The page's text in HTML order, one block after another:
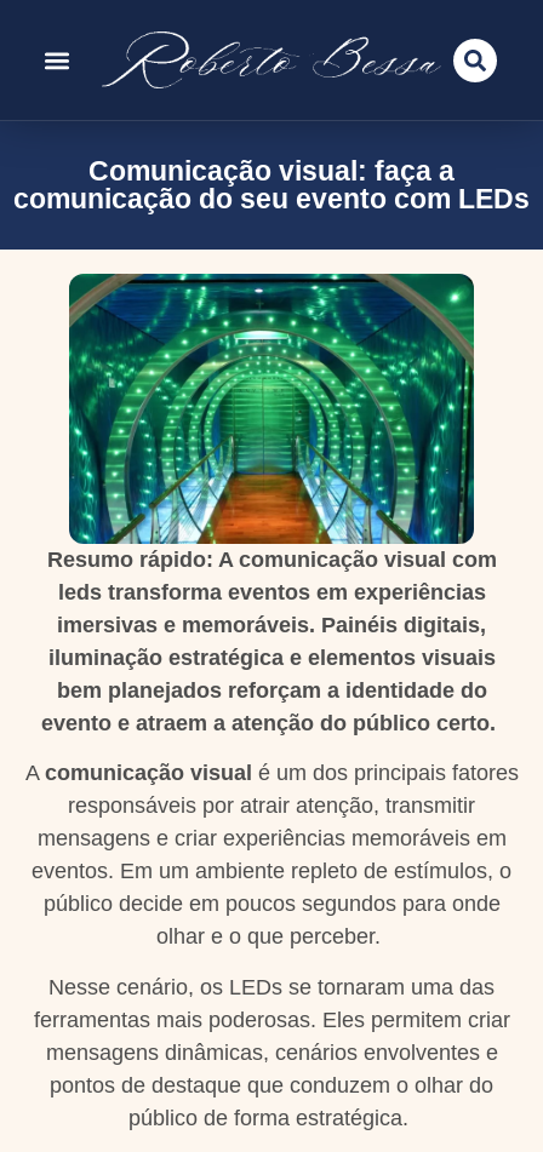
Comunicação visual: faça a
comunicação do seu evento com LEDs
Resumo rápido: A comunicação visual com
leds transforma eventos em experiências
imersivas e memoráveis. Painéis digitais,
iluminação estratégica e elementos visuais
bem planejados reforçam a identidade do
evento e atraem a atenção do público certo.
A comunicação visual é um dos principais fatores
responsáveis por atrair atenção, transmitir
mensagens e criar experiências memoráveis em
eventos. Em um ambiente repleto de estímulos, o
público decide em poucos segundos para onde
olhar e o que perceber.
Nesse cenário, os LEDs se tornaram uma das
ferramentas mais poderosas. Eles permitem criar
mensagens dinâmicas, cenários envolventes e
pontos de destaque que conduzem o olhar do
público de forma estratégica.